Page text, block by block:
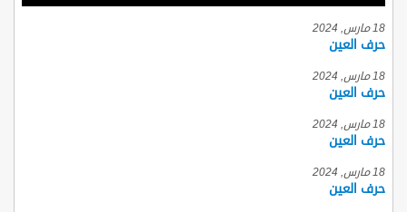
18 مارس, 2024
حرف العين
18 مارس, 2024
حرف العين
18 مارس, 2024
حرف العين
18 مارس, 2024
حرف العين